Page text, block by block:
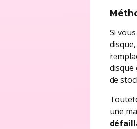
Si
disque
de
une